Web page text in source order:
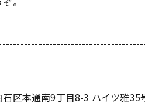
区本通南9丁目8-3 ハイツ雅35